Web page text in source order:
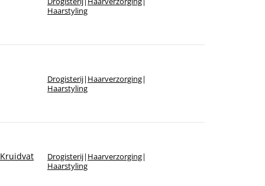
Sorteer op merk
Haarstyling
Drogisterij| Haarverzorging|
Haarstyling
Kruidvat Drogisterij| Haarverzorging|
Haarstyling